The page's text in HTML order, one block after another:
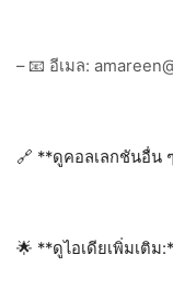
– 📧 อีเมล:
🔗 **ดูคอลเลกชันอื่น
🌟 **ดูไอเดียเพิ่มเติม